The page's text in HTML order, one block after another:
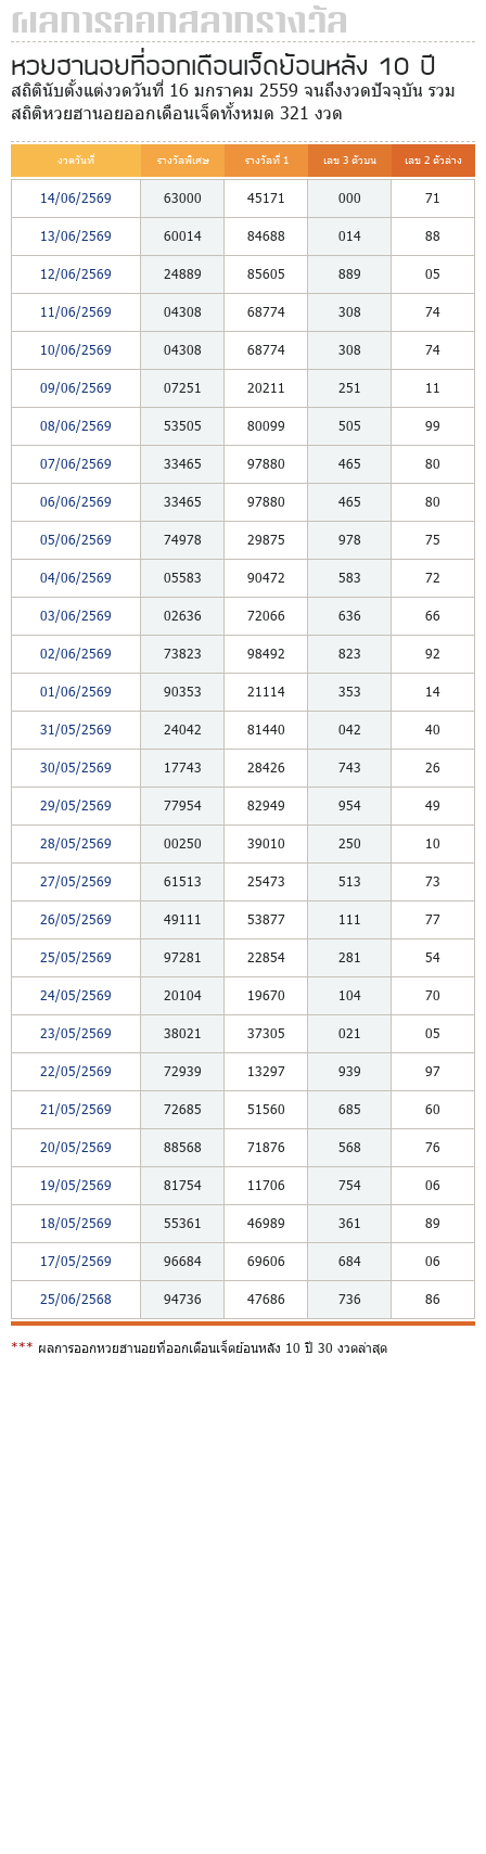
ผลการออกสลากรางวัล
หวยฮานอยที่ออกเดือนเจ็ดย้อนหลัง 10 ปี
สถิตินับตั้งแต่งวดวันที่ 16 มกราคม 2559 จนถึงงวดปัจจุบัน รวม
สถิติหวยฮานอยออกเดือนเจ็ดทั้งหมด 321 งวด
งวดวันที่ รางวัลพิเศษ รางวัลที่ 1 เลข 3 ตัวบน เลข 2 ตัวล่าง
14/06/2569 63000 45171 000 71
13/06/2569 60014 84688 014 88
12/06/2569 24889 85605 889 05
11/06/2569 04308 68774 308 74
10/06/2569 04308 68774 308 74
09/06/2569 07251 20211 251 11
08/06/2569 53505 80099 505 99
07/06/2569 33465 97880 465 80
06/06/2569 33465 97880 465 80
05/06/2569 74978 29875 978 75
04/06/2569 05583 90472 583 72
03/06/2569 02636 72066 636 66
02/06/2569 73823 98492 823 92
01/06/2569 90353 21114 353 14
31/05/2569 24042 81440 042 40
30/05/2569 17743 28426 743 26
29/05/2569 77954 82949 954 49
28/05/2569 00250 39010 250 10
27/05/2569 61513 25473 513 73
26/05/2569 49111 53877 111 77
25/05/2569 97281 22854 281 54
24/05/2569 20104 19670 104 70
23/05/2569 38021 37305 021 05
22/05/2569 72939 13297 939 97
21/05/2569 72685 51560 685 60
20/05/2569 88568 71876 568 76
19/05/2569 81754 11706 754 06
18/05/2569 55361 46989 361 89
17/05/2569 96684 69606 684 06
25/06/2568 94736 47686 736 86
*** ผลการออกหวยฮานอยที่ออกเดือนเจ็ดย้อนหลัง 10 ปี 30 งวดล่าสุด